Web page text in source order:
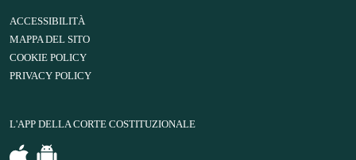
ACCESSIBILITÀ
MAPPA DEL SITO
COOKIE POLICY
PRIVACY POLICY
L'APP DELLA CORTE COSTITUZIONALE